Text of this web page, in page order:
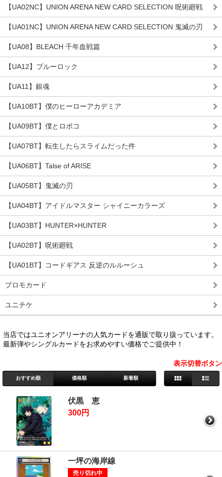
【UA02NC】UNION ARENA NEW CARD SELECTION 呪術廻戦
【UA01NC】UNION ARENA NEW CARD SELECTION 鬼滅の刃
【UA08】BLEACH 千年血戦篇
【UA12】ブルーロック
【UA11】銀魂
【UA10BT】僕のヒーローアカデミア
【UA09BT】僕とロボコ
【UA07BT】転生したらスライムだった件
【UA06BT】Talse of ARISE
【UA05BT】鬼滅の刃
【UA04BT】アイドルマスター シャイニーカラーズ
【UA03BT】HUNTER×HUNTER
【UA02BT】呪術廻戦
【UA01BT】コードギアス 反逆のルルーシュ
プロモカード
ユニチケ
当店ではユニオンアリーナの人気カードを通販で取り扱っています。
最新弾やシングルカードをお求めやすい価格でご提供中！
表示切替ボタン
おすすめ順 価格順 新着順
伏黒 恵
300円
一坪の海岸線
売り切れ中